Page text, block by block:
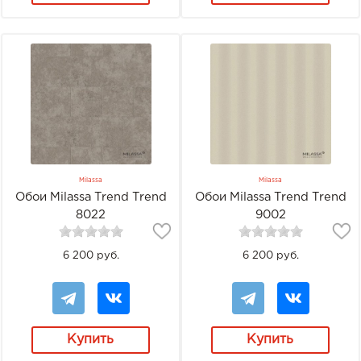
Milassa
Обои Milassa Trend Trend
8022
6 200 руб.
Купить
Milassa
Обои Milassa Trend Trend
9002
6 200 руб.
Купить